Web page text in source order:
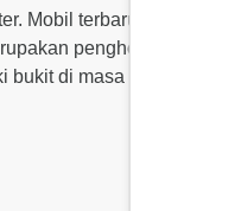
Mobil terbaru garapan
penghormatan
bukit di masa lalu.